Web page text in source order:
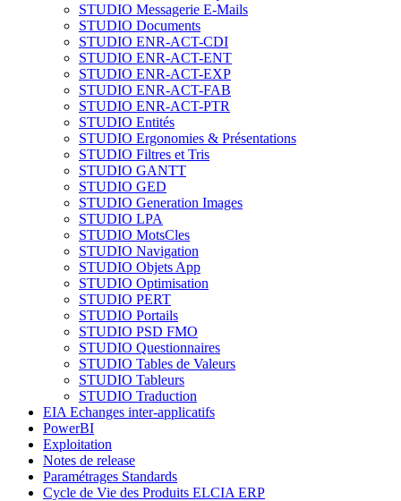
STUDIO Messagerie E-Mails
STUDIO Documents
STUDIO ENR-ACT-CDI
STUDIO ENR-ACT-ENT
STUDIO ENR-ACT-EXP
STUDIO ENR-ACT-FAB
STUDIO ENR-ACT-PTR
STUDIO Entités
STUDIO Ergonomies & Présentations
STUDIO Filtres et Tris
STUDIO GANTT
STUDIO GED
STUDIO Generation Images
STUDIO LPA
STUDIO MotsCles
STUDIO Navigation
STUDIO Objets App
STUDIO Optimisation
STUDIO PERT
STUDIO Portails
STUDIO PSD FMO
STUDIO Questionnaires
STUDIO Tables de Valeurs
STUDIO Tableurs
STUDIO Traduction
EIA Echanges inter-applicatifs
PowerBI
Exploitation
Notes de release
Paramétrages Standards
Cycle de Vie des Produits ELCIA ERP